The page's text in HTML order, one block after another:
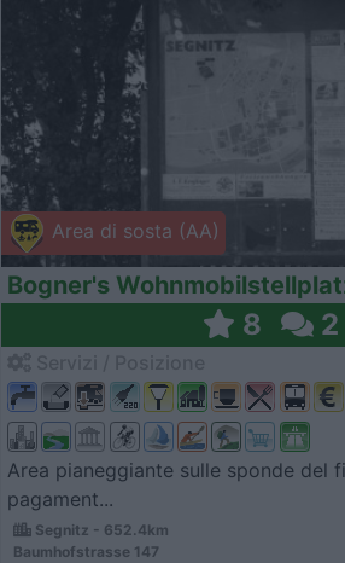
Area di sosta (AA)
Bogner's
8 2
Area pianeggiante sulle sponde del
pagament...
Segnitz - 652.4km
Baumhofstrasse 147